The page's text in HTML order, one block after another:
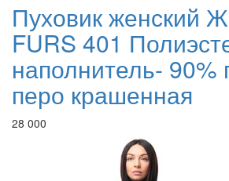
Пуховик женский
FURS 401
наполнитель- 90%
перо крашенная
28 000